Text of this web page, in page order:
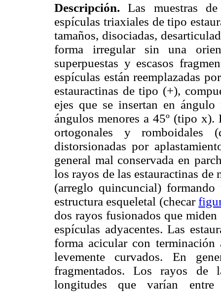
Descripción. Las muestras
espículas triaxiales de tipo
tamaños, disociadas,
forma irregular sin una
superpuestas y escasos
espículas están reemplazadas
estauractinas de tipo (+),
ejes que se insertan en
ángulos menores a 45º (tipo x).
ortogonales y romboidales
distorsionadas por
general mal conservada en
los rayos de las estauractinas
(arreglo quincuncial)
estructura esqueletal (checar
dos rayos fusionados que
espículas adyacentes. Las
forma acicular con
levemente curvados. En
fragmentados. Los rayos de
longitudes que varían